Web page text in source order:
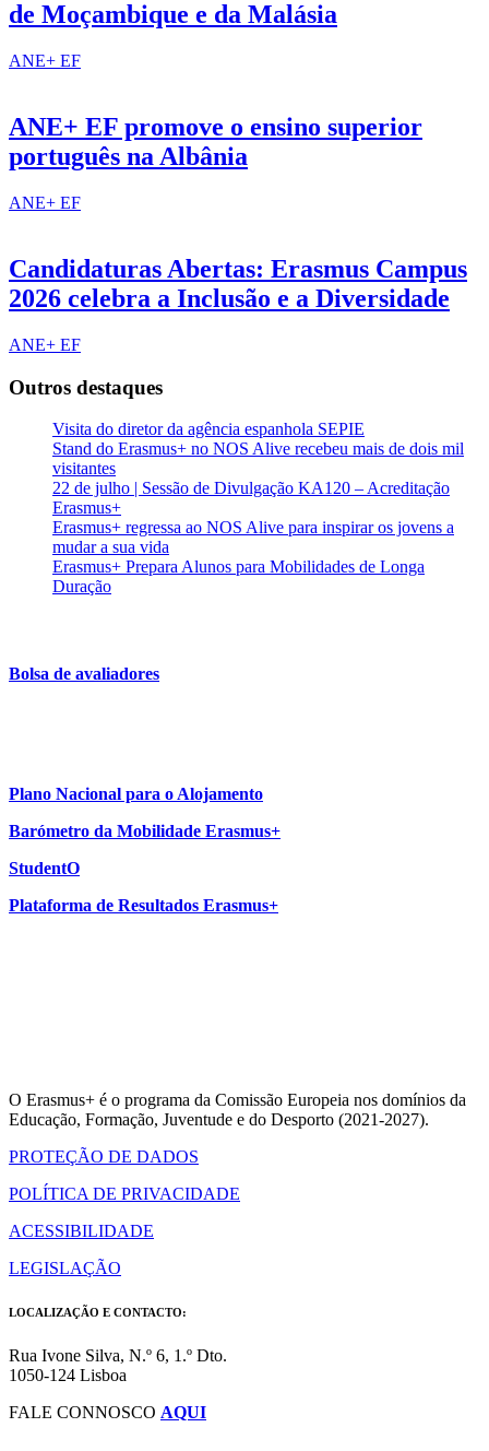
de Moçambique e da Malásia
ANE+ EF
ANE+ EF promove o ensino superior
português na Albânia
ANE+ EF
Candidaturas Abertas: Erasmus Campus
2026 celebra a Inclusão e a Diversidade
ANE+ EF
Outros destaques
Visita do diretor da agência espanhola SEPIE
Stand do Erasmus+ no NOS Alive recebeu mais de dois mil
visitantes
22 de julho | Sessão de Divulgação KA120 – Acreditação
Erasmus+
Erasmus+ regressa ao NOS Alive para inspirar os jovens a
mudar a sua vida
Erasmus+ Prepara Alunos para Mobilidades de Longa
Duração
Bolsa de avaliadores
Plano Nacional para o Alojamento
Barómetro da Mobilidade Erasmus+
StudentO
Plataforma de Resultados Erasmus+
O Erasmus+ é o programa da Comissão Europeia nos domínios da
Educação, Formação, Juventude e do Desporto (2021-2027).
PROTEÇÃO DE DADOS
POLÍTICA DE PRIVACIDADE
ACESSIBILIDADE
LEGISLAÇÃO
LOCALIZAÇÃO E CONTACTO:
Rua Ivone Silva, N.º 6, 1.º Dto.
1050-124 Lisboa
FALE CONNOSCO AQUI